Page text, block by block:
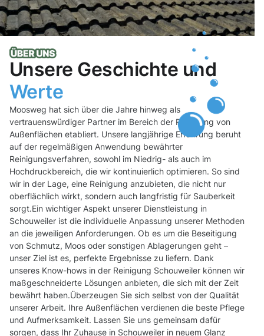
Unsere Geschichte und
Werte
Moosweg hat sich über die Jahre hinweg als
vertrauenswürdiger Partner im Bereich der Reinigung von
Außenflächen etabliert. Unsere langjährige Erfahrung beruht
auf der regelmäßigen Anwendung bewährter
Reinigungsverfahren, sowohl im Niedrig- als auch im
Hochdruckbereich, die wir kontinuierlich optimieren. So sind
wir in der Lage, eine Reinigung anzubieten, die nicht nur
oberflächlich wirkt, sondern auch langfristig für Sauberkeit
sorgt.Ein wichtiger Aspekt unserer Dienstleistung in
Schouweiler ist die individuelle Anpassung unserer Methoden
an die jeweiligen Anforderungen. Ob es um die Beseitigung
von Schmutz, Moos oder sonstigen Ablagerungen geht –
unser Ziel ist es, perfekte Ergebnisse zu liefern. Dank
unseres Know-hows in der Reinigung Schouweiler können wir
maßgeschneiderte Lösungen anbieten, die sich mit der Zeit
bewährt haben.Überzeugen Sie sich selbst von der Qualität
unserer Arbeit. Ihre Außenflächen verdienen die beste Pflege
und Aufmerksamkeit. Lassen Sie uns gemeinsam dafür
sorgen, dass Ihr Zuhause in Schouweiler in neuem Glanz